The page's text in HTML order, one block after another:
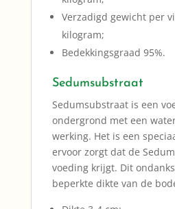
Verzadigd gewicht per
kilogram;
Bedekkingsgraad 95%.
Sedumsubstraat
Sedumsubstraat is een
ondergrond met een
werking. Het is een
ervoor zorgt dat de
voeding krijgt. Dit
beperkte dikte van de